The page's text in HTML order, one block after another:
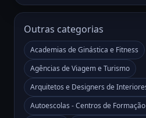
Outras categorias
Academias de Ginástica e Fitness
Agências de Viagem e Turismo
Arquitetos e Designers de
Autoescolas - Centros de